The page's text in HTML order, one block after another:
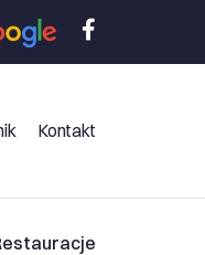
Kontakt